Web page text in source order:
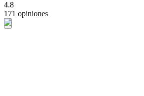
4.8
171 opiniones